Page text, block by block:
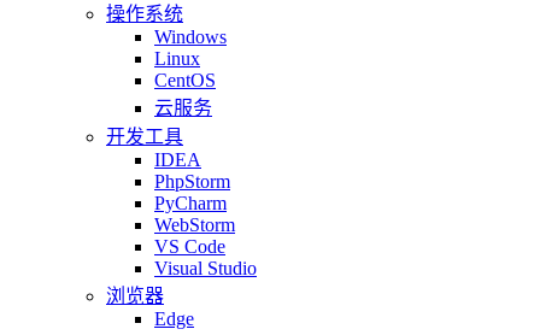
操作系统
Windows
Linux
CentOS
云服务
开发工具
IDEA
PhpStorm
PyCharm
WebStorm
VS Code
Visual Studio
浏览器
Edge